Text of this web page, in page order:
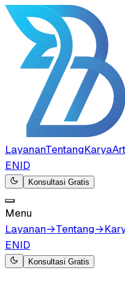
LayananTentangKarya
ENID
Konsultasi Gratis
Menu
Layanan→Tentang→
ENID
Konsultasi Gratis